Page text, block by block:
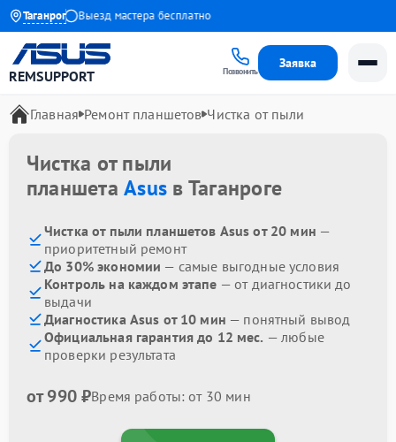
Таганрог
1 года Выезд мастера бесплатно
REMSUPPORT Позвонить
Заявка
Главная Ремонт планшетов Чистка от пыли
Чистка от пыли
планшетаAsus в Таганроге
Чистка от пыли планшетов Asus от 20 мин —
приоритетный ремонт
До 30% экономии — самые выгодные условия
Контроль на каждом этапе — от диагностики до
выдачи
Диагностика Asus от 10 мин — понятный вывод
Официальная гарантия до 12 мес. — любые
проверки результата
от 990 ₽Время работы: от 30 мин